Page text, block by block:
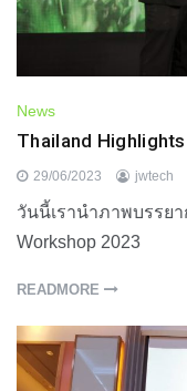
News
Thailand
29/06/2023 jwtech
วันนี้เรานำภาพบรรย
Workshop 2023
READMORE